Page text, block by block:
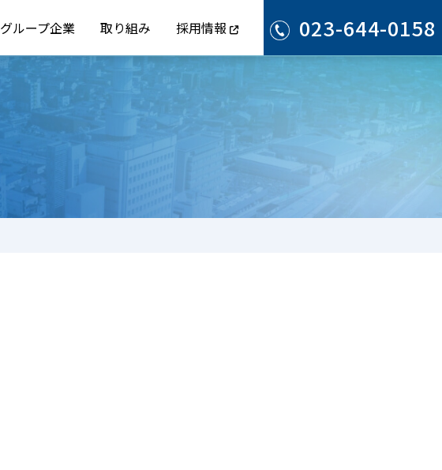
グループ企業 取り組み 採用情報 023-644-0158